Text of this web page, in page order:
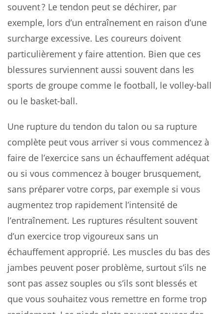
souvent ? Le tendon peut se déchirer, par
exemple, lors d’un entraînement en raison d’une
surcharge excessive. Les coureurs doivent
particulièrement y faire attention. Bien que ces
blessures surviennent aussi souvent dans les
sports de groupe comme le football, le volley-ball
ou le basket-ball.
Une rupture du tendon du talon ou sa rupture
complète peut vous arriver si vous commencez à
faire de l’exercice sans un échauffement adéquat
ou si vous commencez à bouger brusquement,
sans préparer votre corps, par exemple si vous
augmentez trop rapidement l’intensité de
l’entraînement. Les ruptures résultent souvent
d’un exercice trop vigoureux sans un
échauffement approprié. Les muscles du bas des
jambes peuvent poser problème, surtout s’ils ne
sont pas assez souples ou s’ils sont blessés et
que vous souhaitez vous remettre en forme trop